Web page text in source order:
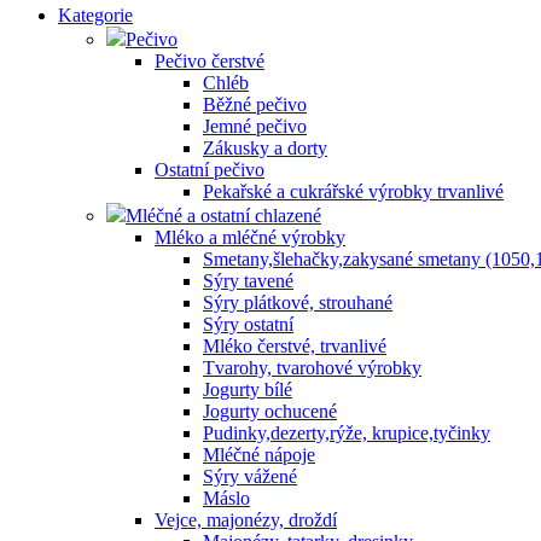
Kategorie
Pečivo
Pečivo čerstvé
Chléb
Běžné pečivo
Jemné pečivo
Zákusky a dorty
Ostatní pečivo
Pekařské a cukrářské výrobky trvanlivé
Mléčné a ostatní chlazené
Mléko a mléčné výrobky
Smetany,šlehačky,zakysané smetany
Sýry tavené
Sýry plátkové, strouhané
Sýry ostatní
Mléko čerstvé, trvanlivé
Tvarohy, tvarohové výrobky
Jogurty bílé
Jogurty ochucené
Pudinky,dezerty,rýže, krupice,tyčinky
Mléčné nápoje
Sýry vážené
Máslo
Vejce, majonézy, droždí